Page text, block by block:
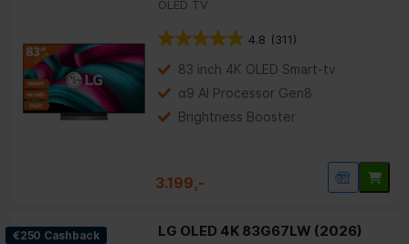
OLED TV
4.8 (311)
83 inch 4K OLED Smart-tv
α9 AI Processor Gen8
Brightness Booster
3.199,-
€250 Cashback LG OLED 4K 83G67LW (2026)